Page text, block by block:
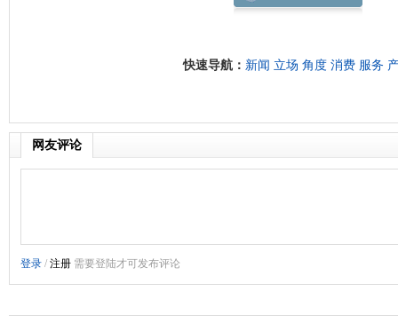
快速导航： 新闻 立场 角度 消费 服务
网友评论